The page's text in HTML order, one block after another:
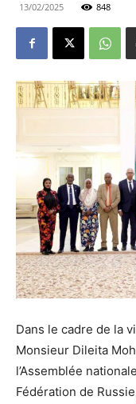
13/02/2025 848
Dans le cadre de la
Monsieur Dileita
l’Assemblée
Fédération de